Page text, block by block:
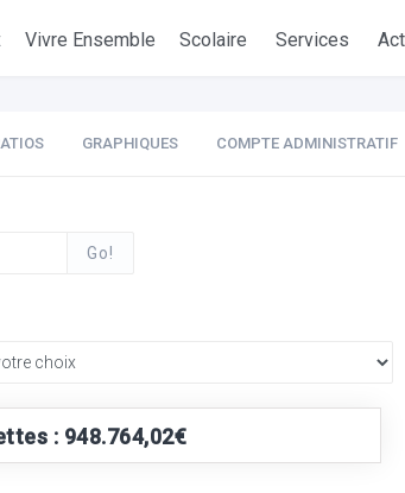
Vivre Ensemble Scolaire Services
GRAPHIQUES COMPTE ADMINISTRATIF
Go!
: 948.764,02€